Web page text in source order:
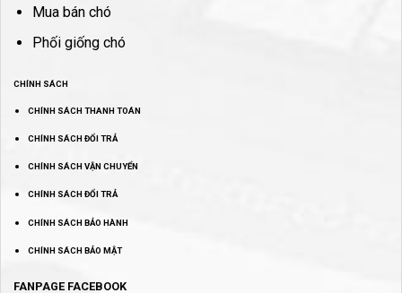
Mua bán chó
Phối giống chó
CHÍNH SÁCH
CHÍNH SÁCH THANH TOÁN
CHÍNH SÁCH ĐỔI TRẢ
CHÍNH SÁCH VẬN CHUYỂN
CHÍNH SÁCH ĐỔI TRẢ
CHÍNH SÁCH BẢO HÀNH
CHÍNH SÁCH BẢO MẬT
FANPAGE FACEBOOK